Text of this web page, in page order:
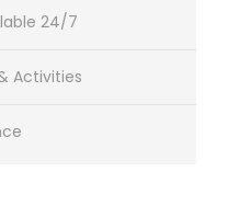
24/7
Activities
de soleil sur le
véritablement
dans votre